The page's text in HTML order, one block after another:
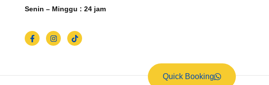
Quick Booking
Senin – Minggu : 24 jam